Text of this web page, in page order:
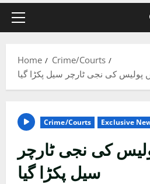
Primary
Home
Crime/Courts
پولیس کی نجی ٹارچر سیل پکڑا گیا
Crime/Courts Exclusive
کی نجی ٹارچر
سیل پکڑا گیا